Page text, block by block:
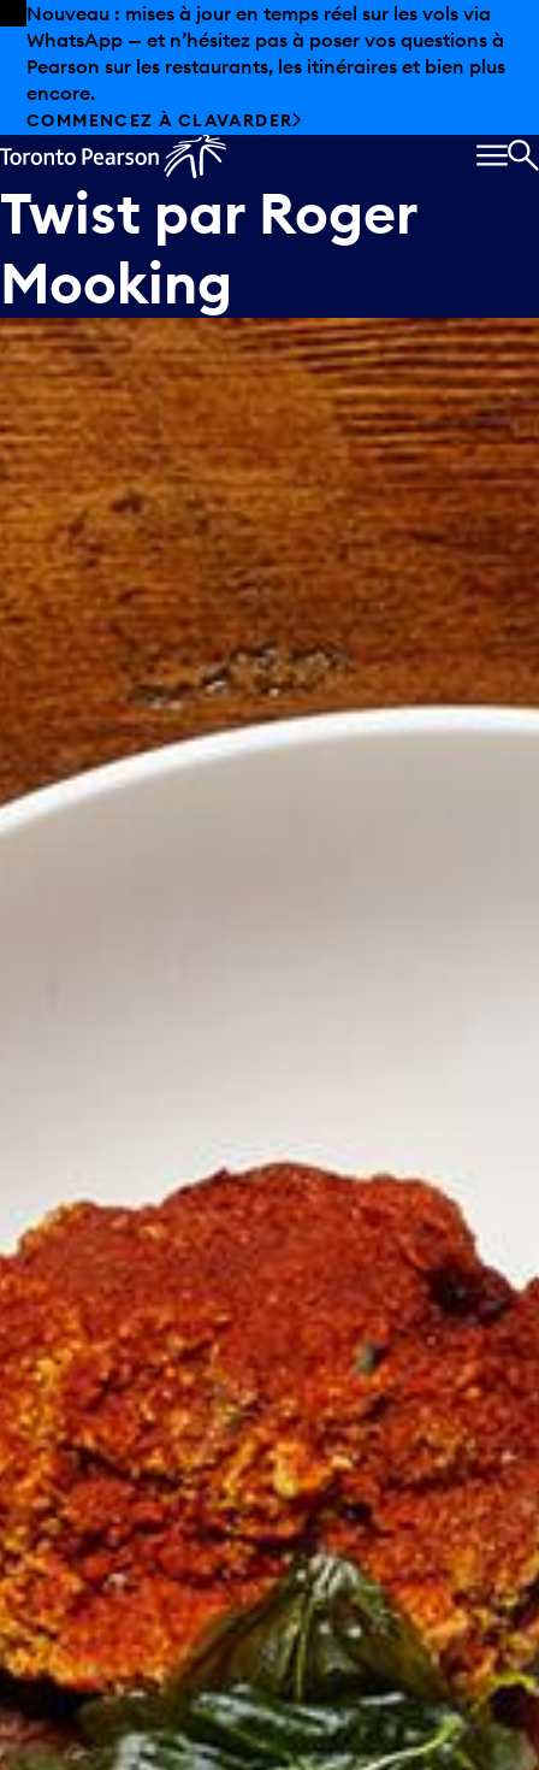
Skip to offers
Passer au contenu principal
Nouveau : mises à jour en temps réel sur les vols via
WhatsApp — et n’hésitez pas à poser vos questions à
Pearson sur les restaurants, les itinéraires et bien plus
encore.
COMMENCEZ À CLAVARDER
Twist par Roger
Mooking